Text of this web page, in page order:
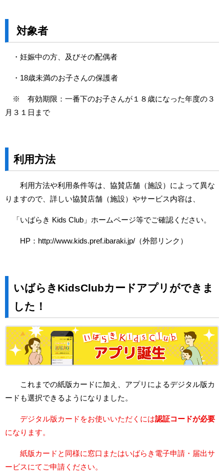
対象者
・妊娠中の方、及びその配偶者
・18歳未満のお子さんの保護者
※ 有効期限：一番下のお子さんが１８歳になった年度の３
月３１日まで
利用方法
利用方法や利用条件等は、協賛店舗（施設）によって異な
りますので、詳しい協賛店舗（施設）やサービス内容は、
「いばらき Kids Club」ホームページ等でご確認ください。
HP： http://www.kids.pref.ibaraki.jp/ （外部リンク）
いばらきKidsClubカードアプリができま
した！
これまでの紙版カードに加え、アプリによるデジタル版カ
ードも選択できるようになりました。
デジタル版カードをお使いいただくには認証コードが必要
になります。
紙版カードと同様に窓口またはいばらき電子申請・届出サ
ービスにてご申請ください。